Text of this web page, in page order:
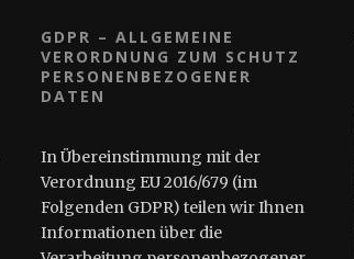
GDPR – ALLGEMEINE
VERORDNUNG ZUM SCHUTZ
PERSONENBEZOGENER
DATEN
In Übereinstimmung mit der
Verordnung EU 2016/679 (im
Folgenden GDPR) teilen wir Ihnen
Informationen über die